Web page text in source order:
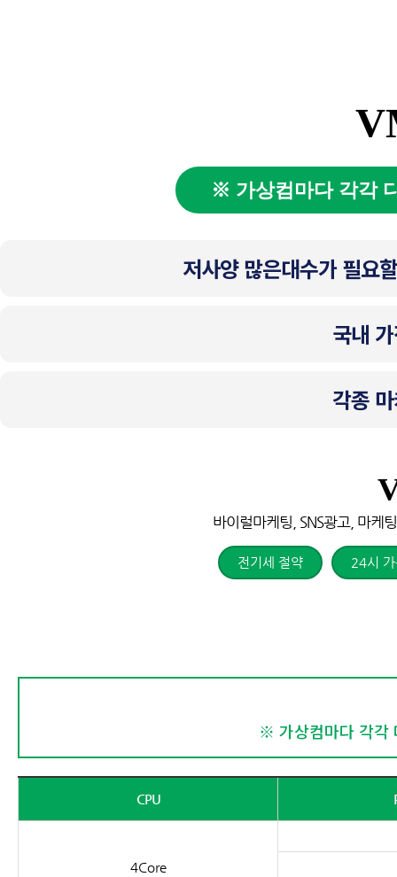
※ 가상컴마다 각각
저사양 많은대수가 필요
국내
각종
바이럴마케팅, SNS광고, 마케
전기세 절약 24시
※ 가상컴마다 각각
CPU
4Core